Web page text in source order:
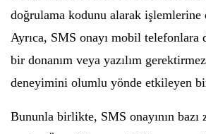
doğrulama kodunu alarak işlemlerine
Ayrıca, SMS onayı mobil telefonlara
bir donanım veya yazılım
deneyimini olumlu yönde etkileyen
Bununla birlikte, SMS onayının bazı